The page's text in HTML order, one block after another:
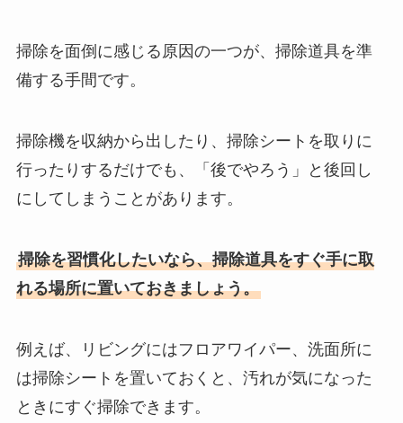
掃除を面倒に感じる原因の一つが、掃除道具を準
備する手間です。
掃除機を収納から出したり、掃除シートを取りに
行ったりするだけでも、「後でやろう」と後回し
にしてしまうことがあります。
掃除を習慣化したいなら、掃除道具をすぐ手に取
れる場所に置いておきましょう。
例えば、リビングにはフロアワイパー、洗面所に
は掃除シートを置いておくと、汚れが気になった
ときにすぐ掃除できます。